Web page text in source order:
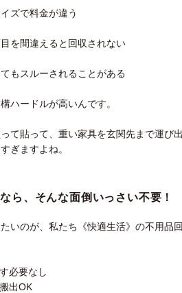
ズで料金が違う
を間違えると回収されない
もスルーされることがある
ハードルが高いんです。
て貼って、重い家具を玄関先まで運び
ぎますよね。
ら、そんな面倒いっさい不要！
いのが、私たち《快適生活》の不用品
必要なし
出OK